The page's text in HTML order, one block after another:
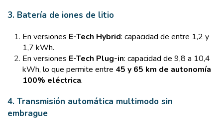
3. Batería de iones de litio
En versiones E-Tech Hybrid: capacidad de entre 1,2 y
1,7 kWh.
En versiones E-Tech Plug-in: capacidad de 9,8 a 10,4
kWh, lo que permite entre 45 y 65 km de autonomía
100% eléctrica.
4. Transmisión automática multimodo sin
embrague